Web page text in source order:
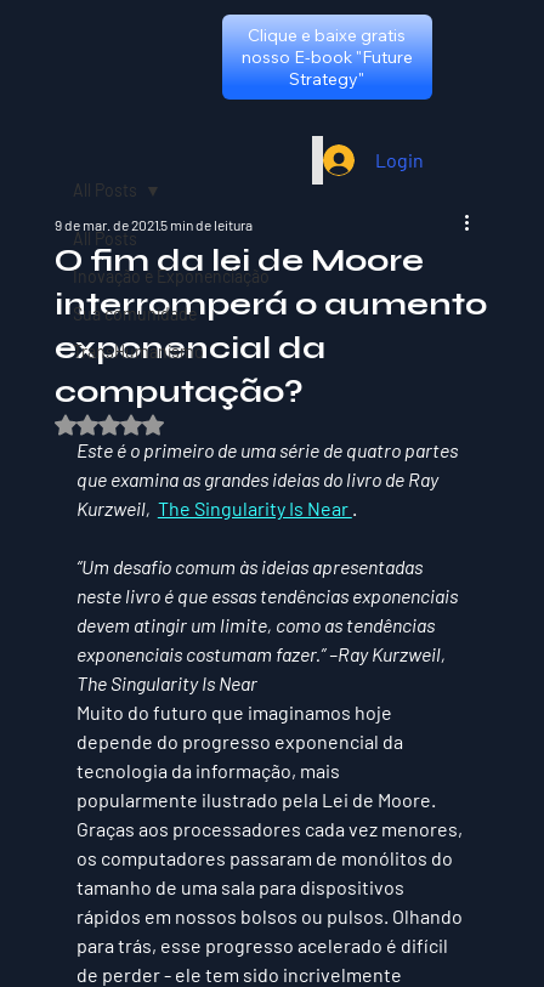
Clique e baixe gratis
nosso E-book "Future
Strategy"
Login
All Posts
Inovação e Exponenciação
Sua comunidade
TransHumanismo
All Posts
O fim da lei de Moore
interromperá o aumento
exponencial da
computação?
9 de mar. de 20215 min de leitura
Avaliado com NaN de 5 estrelas.
Este é o primeiro de uma série de quatro partes
que examina as grandes ideias do livro de Ray
Kurzweil, The Singularity Is Near .
“Um desafio comum às ideias apresentadas
neste livro é que essas tendências exponenciais
devem atingir um limite, como as tendências
exponenciais costumam fazer.” –Ray Kurzweil,
The Singularity Is Near
Muito do futuro que imaginamos hoje
depende do progresso exponencial da
tecnologia da informação, mais
popularmente ilustrado pela Lei de Moore.
Graças aos processadores cada vez menores,
os computadores passaram de monólitos do
tamanho de uma sala para dispositivos
rápidos em nossos bolsos ou pulsos. Olhando
para trás, esse progresso acelerado é difícil
de perder - ele tem sido incrivelmente